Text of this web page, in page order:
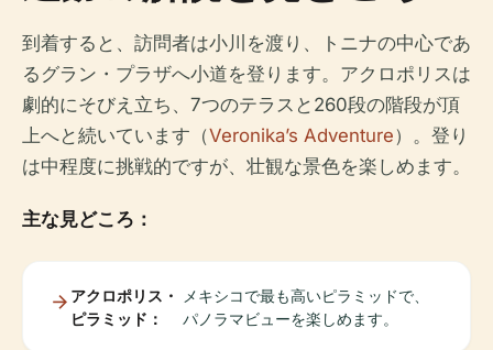
到着すると、訪問者は小川を渡り、トニナの中心であ
るグラン・プラザへ小道を登ります。アクロポリスは
劇的にそびえ立ち、7つのテラスと260段の階段が頂
上へと続いています（Veronika’s Adventure）。登り
は中程度に挑戦的ですが、壮観な景色を楽しめます。
主な見どころ：
アクロポリス・
ピラミッド：
メキシコで最も高いピラミッドで、
パノラマビューを楽しめます。